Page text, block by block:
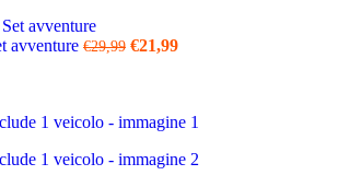
avventure €29,99 €21,99